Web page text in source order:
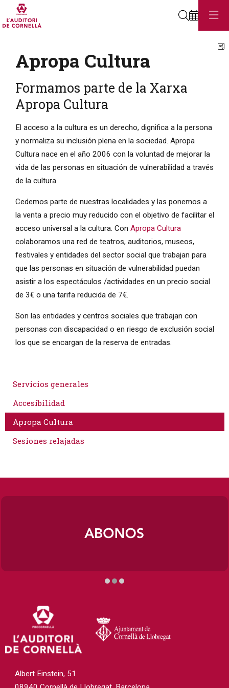
Buscar
Apropa Cultura
Formamos parte de la Xarxa
Apropa Cultura
El acceso a la cultura es un derecho, dignifica a la persona
y normaliza su inclusión plena en la sociedad. Apropa
Cultura nace en el año 2006 con la voluntad de mejorar la
vida de las personas en situación de vulnerabilidad a través
de la cultura.
Cedemos parte de nuestras localidades y las ponemos a
la venta a precio muy reducido con el objetivo de facilitar el
acceso universal a la cultura. Con Apropa Cultura
colaboramos una red de teatros, auditorios, museos,
festivales y entidades del sector social que trabajan para
que las personas en situación de vulnerabilidad puedan
asistir a los espectáculos /actividades en un precio social
de 3€ o una tarifa reducida de 7€.
Son las entidades y centros sociales que trabajan con
personas con discapacidad o en riesgo de exclusión social
los que se encargan de la reserva de entradas.
Servicios generales
Accesibilidad
Apropa Cultura
Sesiones relajadas
Albert Einstein, 51